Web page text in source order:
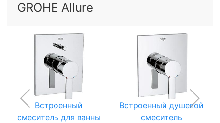
GROHE Allure
Встроенный
смеситель для ванны
Встроенный душевой
смеситель